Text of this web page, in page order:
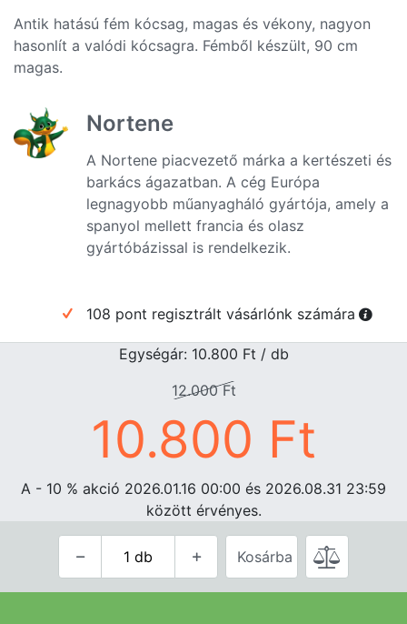
Antik hatású fém kócsag, magas és vékony, nagyon
hasonlít a valódi kócsagra. Fémből készült, 90 cm
magas.
Nortene
A Nortene piacvezető márka a kertészeti és
barkács ágazatban. A cég Európa
legnagyobb műanyagháló gyártója, amely a
spanyol mellett francia és olasz
gyártóbázissal is rendelkezik.
108 pont regisztrált vásárlónk számára
Egységár: 10.800 Ft / db
12.000Ft
10.800 Ft
A - 10 % akció 2026.01.16 00:00 és 2026.08.31 23:59
között érvényes.
Kosárba